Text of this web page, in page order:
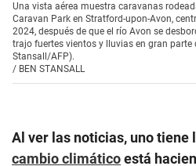
Una vista aérea muestra caravanas
Caravan Park en Stratford-upon-Avon,
2024, después de que el río Avon se
trajo fuertes vientos y lluvias en gran parte
Stansall/AFP).
/ BEN STANSALL
Al ver las noticias, uno tiene
cambio climáticoestá